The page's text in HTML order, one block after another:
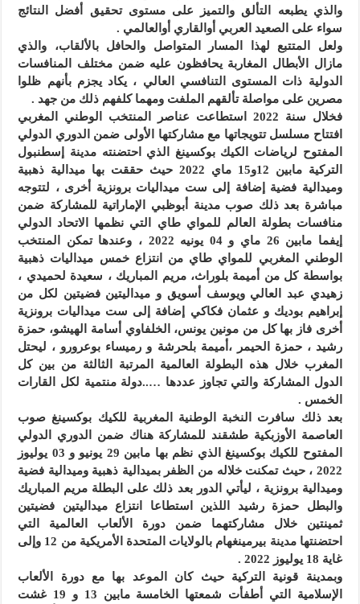
والذي يطبعه التألق والتميز على مستوى تحقيق أفضل النتائج
سواء على الصعيد العربي أوالقاري أوالعالمي .
ولعل المتتبع لهذا المسار المتواصل والحافل بالألقاب، والذي
مازال الأبطال المغاربة يحافظون عليه ضمن مختلف المنافسات
الدولية ذات المستوى التنافسي العالي ، يكاد يجزم بأنهم ظلوا
مصرين على مواصلة تألقهم الملفت ومهما كلفهم ذلك من جهد .
فخلال سنة 2022 استطاعت عناصر المنتخب الوطني المغربي
افتتاح مسلسل تتويجاتها مع مشاركتها الأولى ضمن الدوري الدولي
المفتوح لرياضات الكيك بوكسينغ الذي احتضنته مدينة إسطنبول
التركية مابين 12و15 ماي 2022 حيث حققت بها ميدالية ذهبية
وميدالية فضية إضافة إلى ست ميداليات برونزية أخرى ، لتتوجه
مباشرة بعد ذلك صوب مدينة أبوظبي الإماراتية للمشاركة ضمن
منافسات بطولة العالم للمواي طاي التي نظمها الاتحاد الدولي
إيفما مابين 26 ماي و 04 يونيه 2022 ، وعندها تمكن المنتخب
الوطني المغربي للمواي طاي من انتزاع خمس ميداليات ذهبية
بواسطة كل من أميمة بلوراث، مريم المباريك ، سعيدة لحميدي ،
زهيدي عبد العالي ويوسف أسويق و ميداليتين فضيتين لكل من
إبراهيم بوديك و عثمان فكاكي إضافة إلى ست ميداليات برونزية
أخرى فاز بها كل من مونين يونس، الخلفاوي أسامة الهيشو، حمزة
رشيد ، حمزة الحيمر ،أميمة بلحرشة و رميساء بوعرورو ، ليحتل
المغرب خلال هذه البطولة العالمية المرتبة الثالثة من بين كل
الدول المشاركة والتي تجاوز عددها …..دولة منتمية لكل القارات
الخمس .
بعد ذلك سافرت النخبة الوطنية المغربية للكيك بوكسينغ صوب
العاصمة الأوزبكية طشقند للمشاركة هناك ضمن الدوري الدولي
المفتوح للكيك بوكسينغ الذي نظم بها مابين 29 يونيو و 03 يوليوز
2022 ، حيث تمكنت خلاله من الظفر بميدالية ذهبية وميدالية فضية
وميدالية برونزية ، ليأتي الدور بعد ذلك على البطلة مريم المباريك
والبطل حمزة رشيد اللذين استطاعا انتزاع ميداليتين فضيتين
ثمينتين خلال مشاركتهما ضمن دورة الألعاب العالمية التي
احتضنتها مدينة بيرمينغهام بالولايات المتحدة الأمريكية من 12 وإلى
غاية 18 يوليوز 2022 .
وبمدينة قونية التركية حيث كان الموعد بها مع دورة الألعاب
الإسلامية التي أطفأت شمعتها الخامسة مابين 13 و 19 غشت